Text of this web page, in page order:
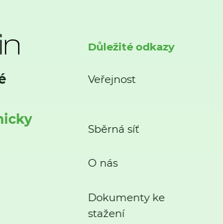
Důležité odkazy
Veřejnost
Sběrná síť
O nás
Dokumenty ke
stažení